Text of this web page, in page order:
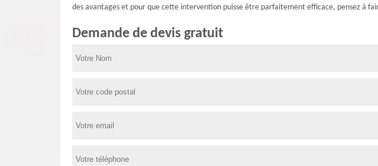
des avantages et pour que cette intervention puisse être parfaitement efficace, pensez à
Demande de devis gratuit